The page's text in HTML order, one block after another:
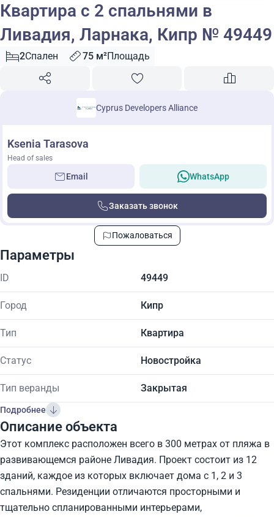
Квартира с 2 спальнями в
Ливадия, Ларнака, Кипр № 49449
2Спален 75 м²Площадь
Cyprus Developers Alliance
Ksenia Tarasova
Head of sales
Email WhatsApp
Заказать звонок
Пожаловаться
Параметры
ID 49449
Город Кипр
Тип Квартира
Статус Новостройка
Тип веранды Закрытая
Подробнее
Описание объекта
Этот комплекс расположен всего в 300 метрах от пляжа в
развивающемся районе Ливадия. Проект состоит из 12
зданий, каждое из которых включает дома с 1, 2 и 3
спальнями. Резиденции отличаются просторными и
тщательно спланированными интерьерами,